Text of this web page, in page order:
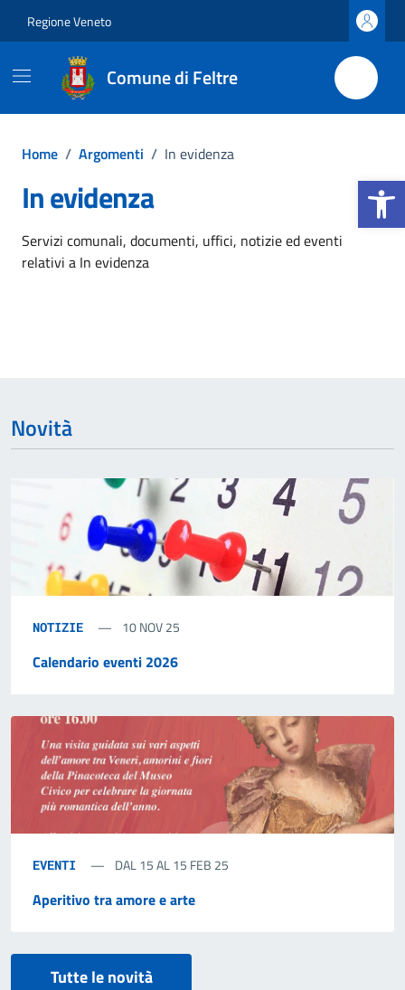
Apri la
Regione Veneto
Comune di Feltre
Home / Argomenti / In evidenza
In evidenza
Dettagli dell'argomento
Servizi comunali, documenti, uffici, notizie ed eventi
relativi a In evidenza
Novità
NOTIZIE 10 NOV 25
Calendario eventi 2026
EVENTI DAL 15 AL 15 FEB 25
Aperitivo tra amore e arte
Tutte le novità